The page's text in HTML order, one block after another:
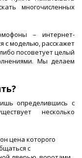
многочисленных
– интернет-
с моделью, расскажет
посоветует целый
Мы делаем
определившись с
несколько
цена которого
с